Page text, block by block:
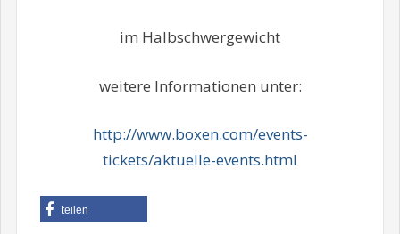
im Halbschwergewicht
weitere Informationen unter:
http://www.boxen.com/events-
tickets/aktuelle-events.html
teilen